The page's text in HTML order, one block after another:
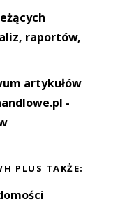
raportów,
artykułów
-
PLUS TAKŻE: